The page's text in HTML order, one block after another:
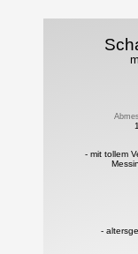
- mit tollem
-